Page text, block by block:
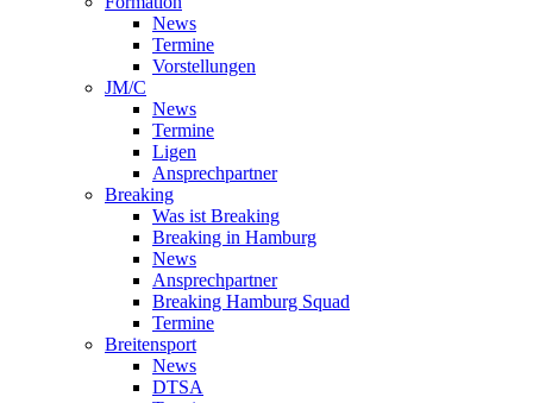
News
Termine
Vorstellungen
JM/C
News
Termine
Ligen
Ansprechpartner
Breaking
Was ist Breaking
Breaking in Hamburg
News
Ansprechpartner
Breaking Hamburg Squad
Termine
Breitensport
News
DTSA